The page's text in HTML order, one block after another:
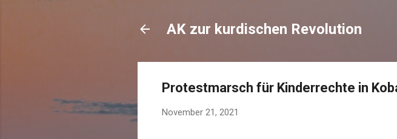
AK zur kurdischen Revolution
Protestmarsch für Kinderrechte in
November 21, 2021